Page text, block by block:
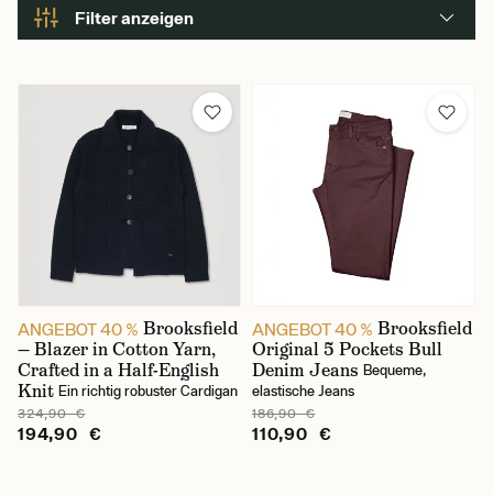
Filter anzeigen
ANGEBOT 40 % Brooksfield
— Blazer in Cotton Yarn,
Crafted in a Half-English
Knit Ein richtig robuster Cardigan
324,90 €
194,90 €
ANGEBOT 40 % Brooksfield
Original 5 Pockets Bull
Denim Jeans Bequeme,
elastische Jeans
186,90 €
110,90 €